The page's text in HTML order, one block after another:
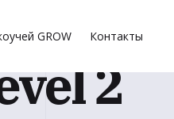
GROW Контакты
2